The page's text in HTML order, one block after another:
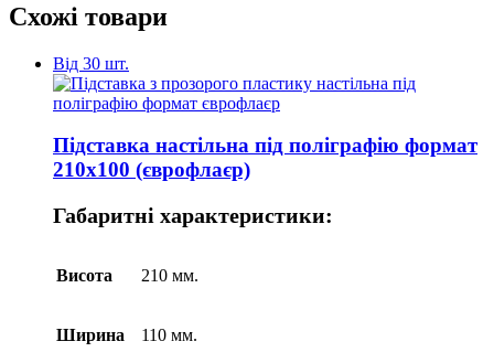
Схожі товари
Від 30 шт.
Підставка настільна під поліграфію формат
210х100 (єврофлаєр)
Габаритні характеристики:
Висота 210 мм.
Ширина 110 мм.